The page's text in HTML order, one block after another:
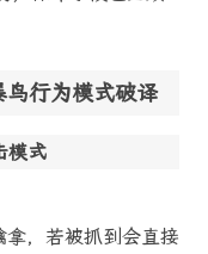
行为模式破译
模式
拿，若被抓到会直接